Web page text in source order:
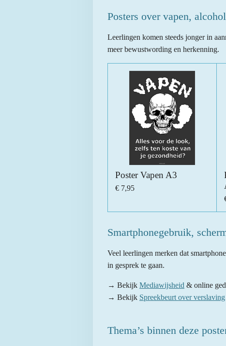
Posters over vapen,
Leerlingen komen steeds jonger in
meer bewustwording en herkenning.
Poster Vapen A3
€ 7,95
Smartphonegebruik,
Veel leerlingen merken dat
in gesprek te gaan.
→ Bekijk Mediawijsheid & online
→ Bekijk Spreekbeurt over verslaving
Thema’s binnen deze